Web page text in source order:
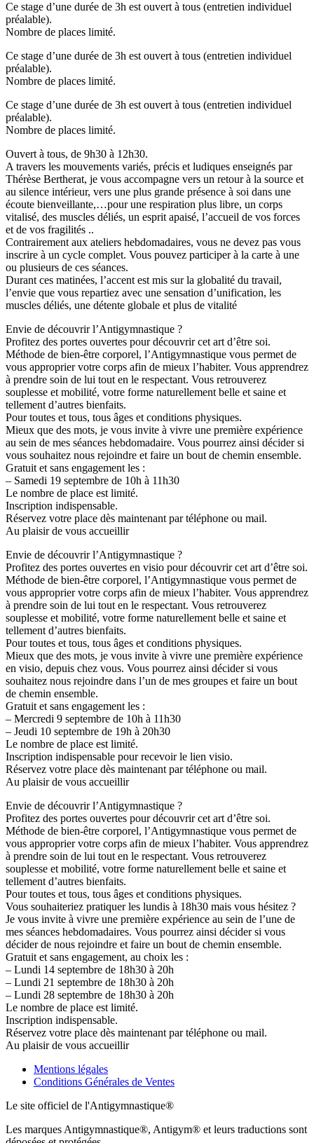
Ce stage d’une durée de 3h est ouvert à tous (entretien individuel
préalable).
Nombre de places limité.
Ce stage d’une durée de 3h est ouvert à tous (entretien individuel
préalable).
Nombre de places limité.
Ce stage d’une durée de 3h est ouvert à tous (entretien individuel
préalable).
Nombre de places limité.
Ouvert à tous, de 9h30 à 12h30.
A travers les mouvements variés, précis et ludiques enseignés par
Thérèse Bertherat, je vous accompagne vers un retour à la source et
au silence intérieur, vers une plus grande présence à soi dans une
écoute bienveillante,…pour une respiration plus libre, un corps
vitalisé, des muscles déliés, un esprit apaisé, l’accueil de vos forces
et de vos fragilités ..
Contrairement aux ateliers hebdomadaires, vous ne devez pas vous
inscrire à un cycle complet. Vous pouvez participer à la carte à une
ou plusieurs de ces séances.
Durant ces matinées, l’accent est mis sur la globalité du travail,
l’envie que vous repartiez avec une sensation d’unification, les
muscles déliés, une détente globale et plus de vitalité
Envie de découvrir l’Antigymnastique ?
Profitez des portes ouvertes pour découvrir cet art d’être soi.
Méthode de bien-être corporel, l’Antigymnastique vous permet de
vous approprier votre corps afin de mieux l’habiter. Vous apprendrez
à prendre soin de lui tout en le respectant. Vous retrouverez
souplesse et mobilité, votre forme naturellement belle et saine et
tellement d’autres bienfaits.
Pour toutes et tous, tous âges et conditions physiques.
Mieux que des mots, je vous invite à vivre une première expérience
au sein de mes séances hebdomadaire. Vous pourrez ainsi décider si
vous souhaitez nous rejoindre et faire un bout de chemin ensemble.
Gratuit et sans engagement les :
– Samedi 19 septembre de 10h à 11h30
Le nombre de place est limité.
Inscription indispensable.
Réservez votre place dès maintenant par téléphone ou mail.
Au plaisir de vous accueillir
Envie de découvrir l’Antigymnastique ?
Profitez des portes ouvertes en visio pour découvrir cet art d’être soi.
Méthode de bien-être corporel, l’Antigymnastique vous permet de
vous approprier votre corps afin de mieux l’habiter. Vous apprendrez
à prendre soin de lui tout en le respectant. Vous retrouverez
souplesse et mobilité, votre forme naturellement belle et saine et
tellement d’autres bienfaits.
Pour toutes et tous, tous âges et conditions physiques.
Mieux que des mots, je vous invite à vivre une première expérience
en visio, depuis chez vous. Vous pourrez ainsi décider si vous
souhaitez nous rejoindre dans l’un de mes groupes et faire un bout
de chemin ensemble.
Gratuit et sans engagement les :
– Mercredi 9 septembre de 10h à 11h30
– Jeudi 10 septembre de 19h à 20h30
Le nombre de place est limité.
Inscription indispensable pour recevoir le lien visio.
Réservez votre place dès maintenant par téléphone ou mail.
Au plaisir de vous accueillir
Envie de découvrir l’Antigymnastique ?
Profitez des portes ouvertes pour découvrir cet art d’être soi.
Méthode de bien-être corporel, l’Antigymnastique vous permet de
vous approprier votre corps afin de mieux l’habiter. Vous apprendrez
à prendre soin de lui tout en le respectant. Vous retrouverez
souplesse et mobilité, votre forme naturellement belle et saine et
tellement d’autres bienfaits.
Pour toutes et tous, tous âges et conditions physiques.
Vous souhaiteriez pratiquer les lundis à 18h30 mais vous hésitez ?
Je vous invite à vivre une première expérience au sein de l’une de
mes séances hebdomadaires. Vous pourrez ainsi décider si vous
décider de nous rejoindre et faire un bout de chemin ensemble.
Gratuit et sans engagement, au choix les :
– Lundi 14 septembre de 18h30 à 20h
– Lundi 21 septembre de 18h30 à 20h
– Lundi 28 septembre de 18h30 à 20h
Le nombre de place est limité.
Inscription indispensable.
Réservez votre place dès maintenant par téléphone ou mail.
Au plaisir de vous accueillir
Mentions légales
Conditions Générales de Ventes
Le site officiel de l'Antigymnastique®
Les marques Antigymnastique®, Antigym® et leurs traductions sont